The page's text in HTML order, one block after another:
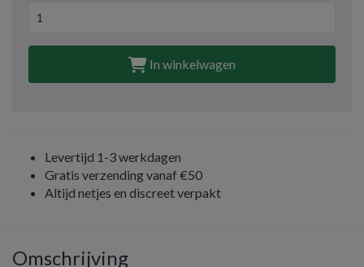
In winkelwagen
Levertijd 1-3 werkdagen
Gratis verzending vanaf €50
Altijd netjes en discreet verpakt
Omschrijving